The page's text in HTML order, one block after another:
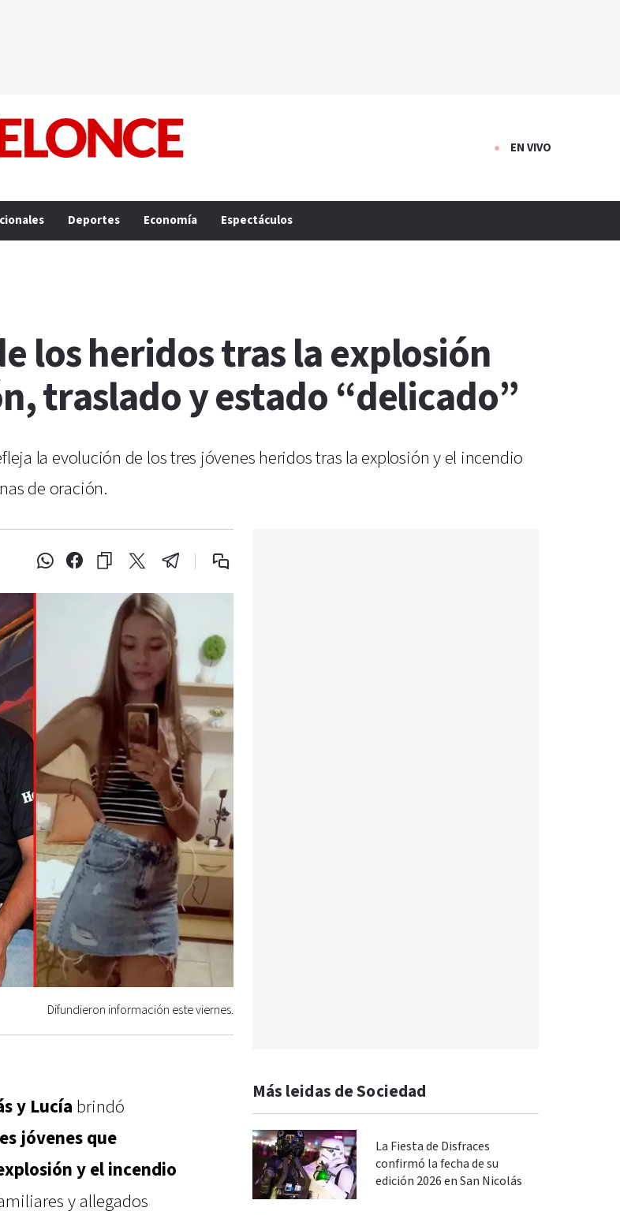
EN VIVO
Deportes Economía Espectáculos
los heridos tras la explosión
traslado y estado “delicado”
la evolución de los tres jóvenes heridos tras la explosión y el incendio
de oración.
Difundieron información este viernes.
y Lucía brindó
jóvenes que
y el incendio
y allegados
Más leidas de Sociedad
La Fiesta de Disfraces
confirmó la fecha de su
edición 2026 en San Nicolás